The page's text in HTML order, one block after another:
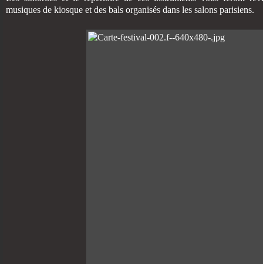
musiques de kiosque et des bals organisés dans les salons parisiens.